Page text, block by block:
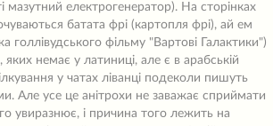
мазутний електрогенератор). На сторінках
батата фрі (картопля фрі), ай ем
голлівудського фільму "Вартові Галактики")
яких немає у латиниці, але є в арабській
у чатах ліванці подеколи пишуть
Але усе це анітрохи не заважає сприймати
увиразнює, і причина того лежить на